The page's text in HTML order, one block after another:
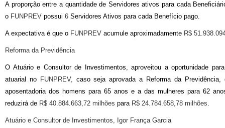
A proporção entre a quantidade de Servidores ativos para cada
o FUNPREV possui 6 Servidores Ativos para cada Benefício pago.
A expectativa é que o FUNPREV acumule aproximadamente R$
Reforma da Previdência
O Atuário e Consultor de Investimentos, aproveitou a oportunidade
atuarial no FUNPREV, caso seja aprovada a Reforma da
aposentadoria dos homens para 65 anos e a das mulheres para 62
reduzirá de R$ 40.884.663,72 milhões para R$ 24.784.658,78 milhões.
Atuário e Consultor de Investimentos, Igor França Garcia